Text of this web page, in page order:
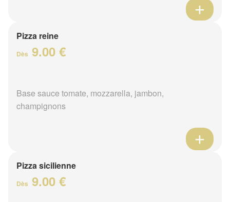
Pizza reine
Dès 9.00 €
Base sauce tomate, mozzarella, jambon,
champignons
Pizza sicilienne
Dès 9.00 €